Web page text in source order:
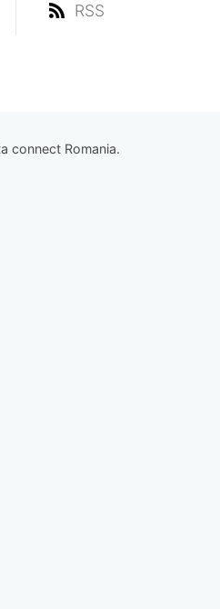
RSS
connect Romania.